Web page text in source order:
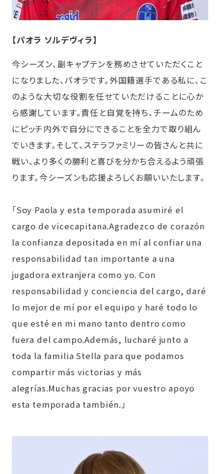
【パオラ ソルデヴィラ】
今シーズン、副キャプテンを務めさせていただくこと
になりました、パオラです。外国籍選手である私に、こ
のような大切な役割を任せていただけることに心か
ら感謝しています。責任と自覚を持ち、チームのため
にピッチ内外で自分にできることを全力で取り組ん
でいきます。そして、ステラファミリーの皆さんと共に
戦い、より多くの勝利と喜びを分かち合えるよう頑張
ります。今シーズンも応援よろしくお願いいたします。
「Soy Paola y esta temporada asumiré el
cargo de vicecapitana.Agradezco de corazón
la confianza depositada en mí al confiar una
responsabilidad tan importante a una
jugadora extranjera como yo. Con
responsabilidad y conciencia del cargo, daré
lo mejor de mí por el equipo y haré todo lo
que esté en mi mano tanto dentro como
fuera del campo.Además, lucharé junto a
toda la familia Stella para que podamos
compartir más victorias y más
alegrías.Muchas gracias por vuestro apoyo
esta temporada también.」